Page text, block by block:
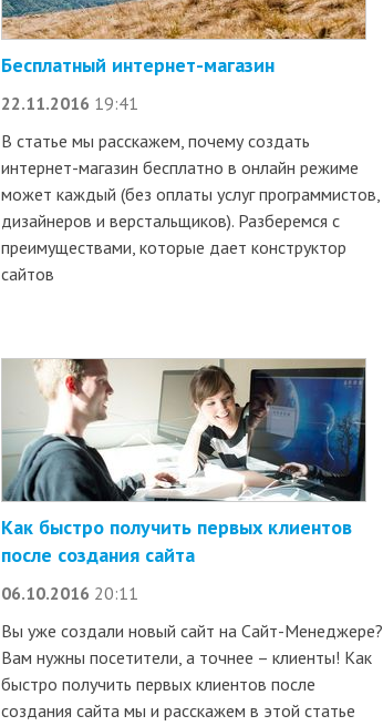
Бесплатный интернет-магазин
22.11.2016 19:41
В статье мы расскажем, почему создать
интернет-магазин бесплатно в онлайн режиме
может каждый (без оплаты услуг программистов,
дизайнеров и верстальщиков). Разберемся с
преимуществами, которые дает конструктор
сайтов
Как быстро получить первых клиентов
после создания сайта
06.10.2016 20:11
Вы уже создали новый сайт на Сайт-Менеджере?
Вам нужны посетители, а точнее – клиенты! Как
быстро получить первых клиентов после
создания сайта мы и расскажем в этой статье